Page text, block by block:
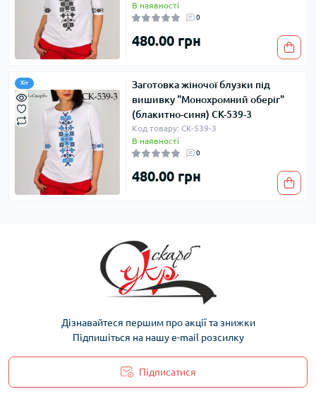
В наявності
0
480.00 грн
Хіт
Заготовка жіночої блузки під
вишивку "Монохромний оберіг"
(блакитно-синя) СК-539-3
Код товару: СК-539-3
В наявності
0
480.00 грн
Дізнавайтеся першим про акції та знижки
Підпишіться на нашу e-mail розсилку
Підписатися